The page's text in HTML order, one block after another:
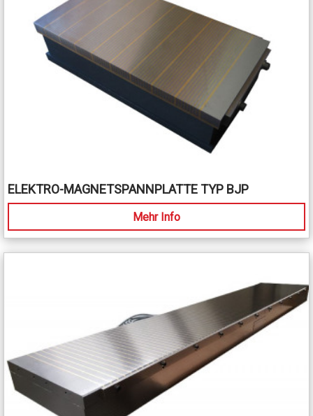
ELEKTRO-MAGNETSPANNPLATTE TYP BJP
Mehr Info